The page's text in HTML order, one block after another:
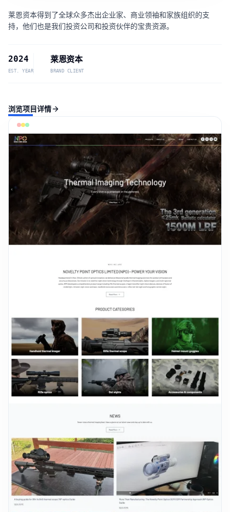
莱恩资本得到了全球众多杰出企业家、商业领袖和家族组织的支
持，他们也是我们投资公司和投资伙伴的宝贵资源。
2024
EST. YEAR
莱恩资本
BRAND CLIENT
浏览项目详情